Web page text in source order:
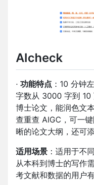
AIcheck
· 功能特点 ：10 分钟
字数从 3000 字到 10
博士论文，能润色文
查重查 AIGC，可一
晰的论文大纲，还可
适用场景 ：适用于不
从本科到博士的写作
考文献和数据的用户有